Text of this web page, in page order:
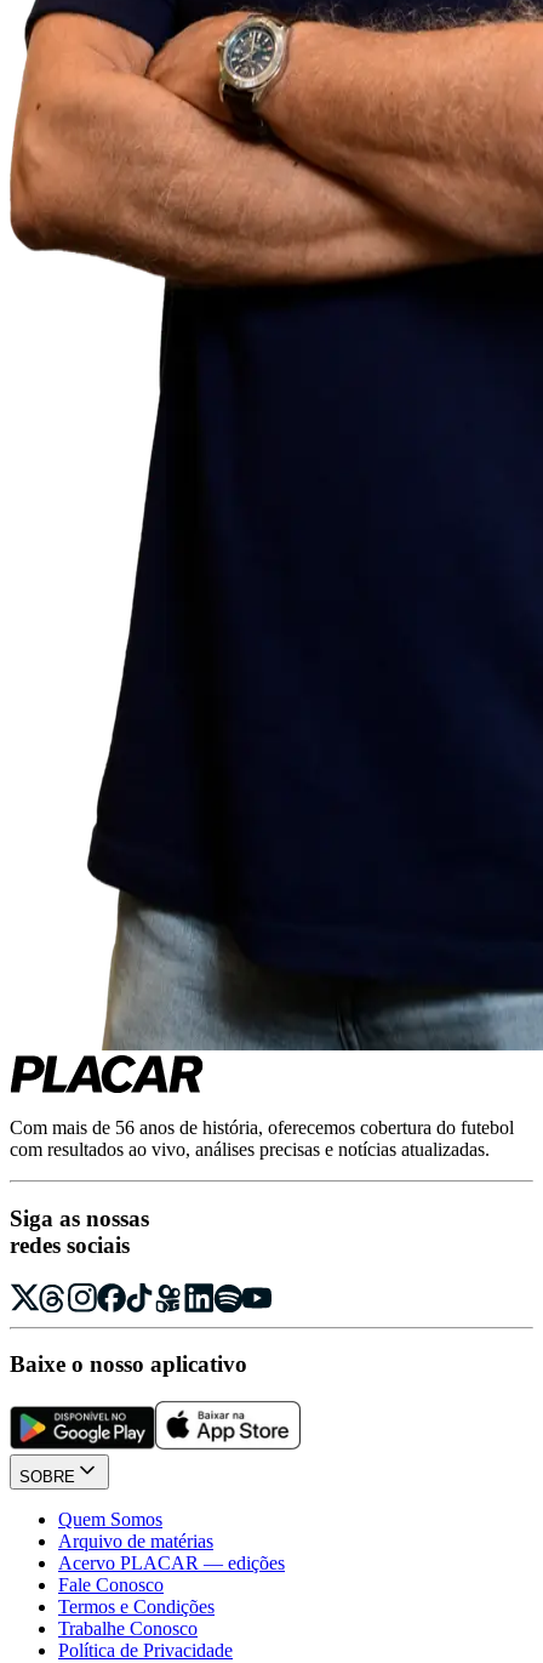
Com mais de 56 anos de história, oferecemos cobertura do futebol
com resultados ao vivo, análises precisas e notícias atualizadas.
Siga as nossas
redes sociais
Baixe o nosso aplicativo
SOBRE
Quem Somos
Arquivo de matérias
Acervo PLACAR — edições
Fale Conosco
Termos e Condições
Trabalhe Conosco
Política de Privacidade